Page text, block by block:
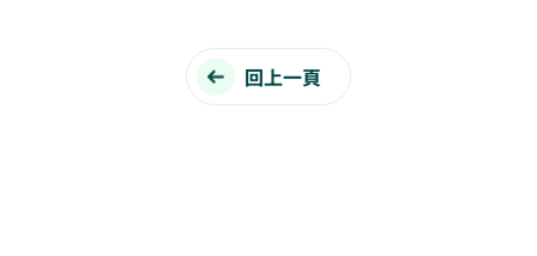
回上一頁